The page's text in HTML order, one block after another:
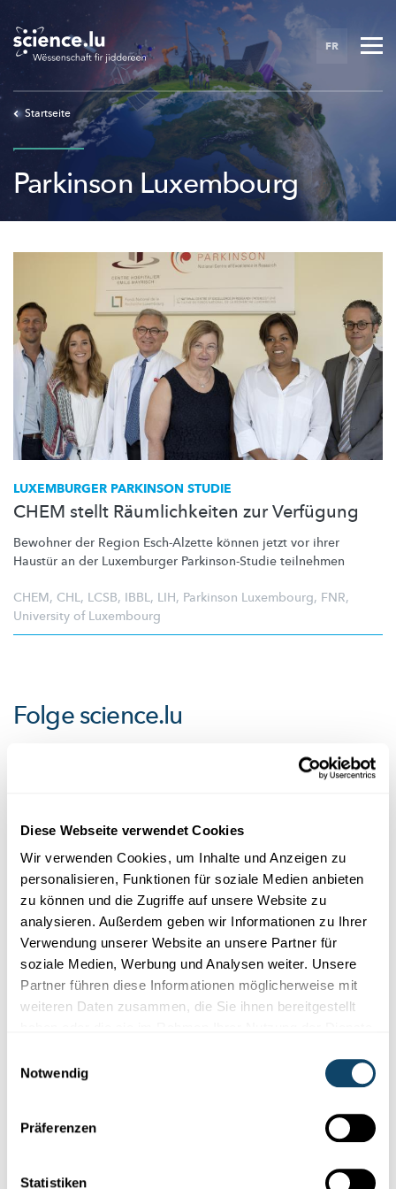
Diese Webseite verwendet Cookies
Wir verwenden Cookies, um Inhalte und Anzeigen zu
personalisieren, Funktionen für soziale Medien anbieten
zu können und die Zugriffe auf unsere Website zu
analysieren. Außerdem geben wir Informationen zu Ihrer
Verwendung unserer Website an unsere Partner für
soziale Medien, Werbung und Analysen weiter. Unsere
Partner führen diese Informationen möglicherweise mit
weiteren Daten zusammen, die Sie ihnen bereitgestellt
Notwendig
Präferenzen
Statistiken
main
content
FR
Startseite
Parkinson Luxembourg
LUXEMBURGER PARKINSON STUDIE
CHEM stellt Räumlichkeiten zur Verfügung
Bewohner der Region Esch-Alzette können jetzt vor ihrer
Haustür an der Luxemburger Parkinson-Studie teilnehmen
CHEM, CHL, LCSB, IBBL, LIH, Parkinson Luxembourg, FNR,
University of Luxembourg
Folgescience.lu
Netzwerken abgelehnt haben. Um sie zu
sehen, ändern Sie bitte Ihre Einstellungen.
EINSTELLUNGEN ÄNDERN
Folge der Welt der Wissenschaft
und Forschung in Luxemburg